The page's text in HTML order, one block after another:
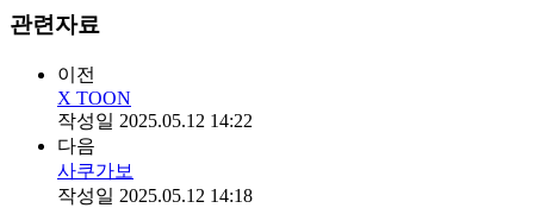
관련자료
이전
X TOON
작성일 2025.05.12 14:22
다음
사쿠가보
작성일 2025.05.12 14:18